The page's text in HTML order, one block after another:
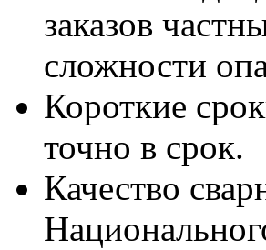
заказов
сложности
Короткие
точно в срок.
Качество